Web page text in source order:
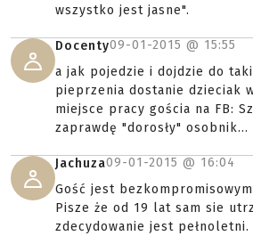
wszystko jest jasne".
Docenty09-01-2015 @ 15:55
a jak pojedzie i dojdzie do
pieprzenia dostanie dzieciak
miejsce pracy gościa na FB:
zaprawdę "dorosły" osobnik...
Jachuza09-01-2015 @ 16:04
Gość jest bezkompromisowym
Pisze że od 19 lat sam sie
zdecydowanie jest